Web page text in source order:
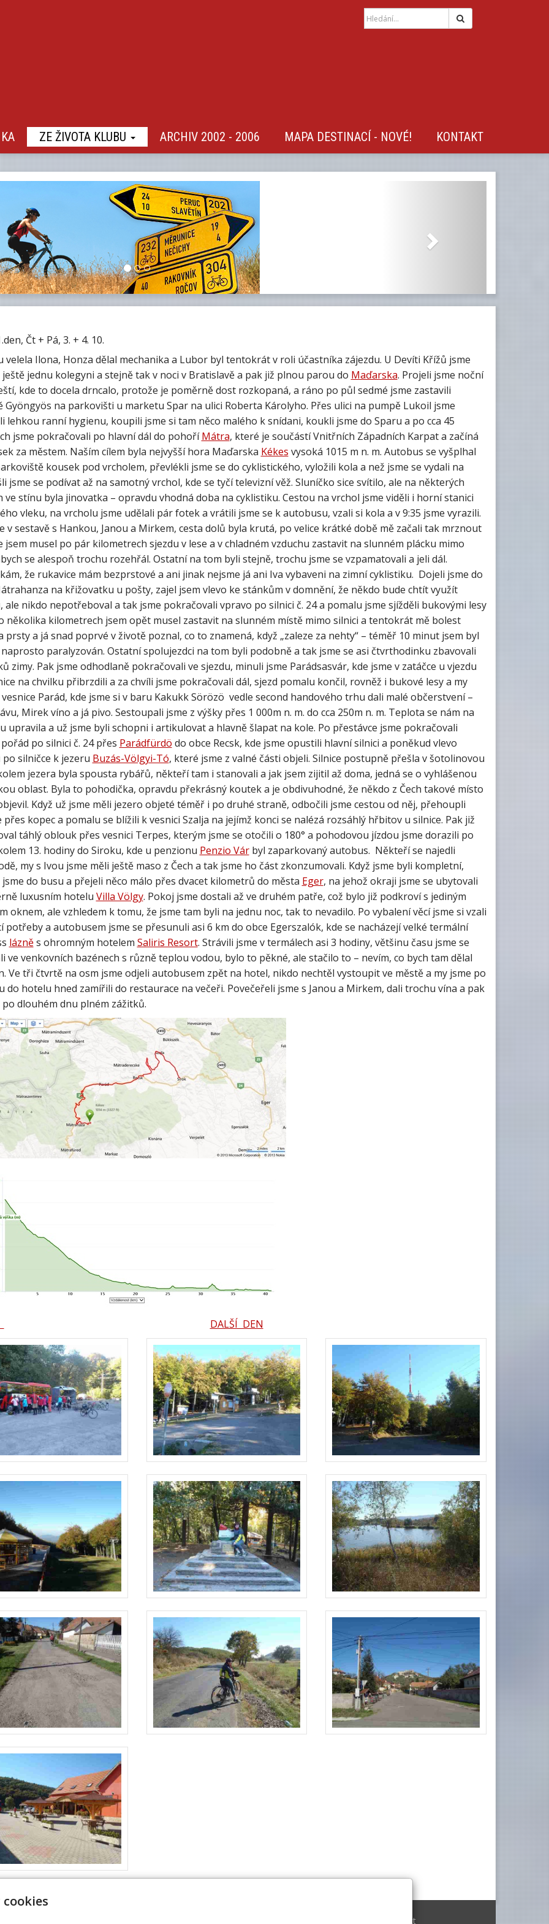
ZE ŽIVOTA KLUBU ARCHIV 2002 - 2006 MAPA DESTINACÍ - NOVÉ! KONTAKT
Čt + Pá, 3. + 4. 10.
velela Ilona, Honza dělal mechanika a Lubor byl tentokrát v roli účastníka zájezdu. U Devíti Křížů jsme
jednu kolegyni a stejně tak v noci v Bratislavě a pak již plnou parou do Maďarska. Projeli jsme noční
kde to docela drncalo, protože je poměrně dost rozkopaná, a ráno po půl sedmé jsme zastavili
Gyöngyös na parkovišti u marketu Spar na ulici Roberta Károlyho. Přes ulici na pumpě Lukoil jsme
lehkou ranní hygienu, koupili jsme si tam něco malého k snídani, koukli jsme do Sparu a po cca 45
jsme pokračovali po hlavní dál do pohoříMátra, které je součástí Vnitřních Západních Karpat a začíná
za městem. Naším cílem byla nejvyšší hora Maďarska Kékes vysoká 1015 m n. m. Autobus se vyšplhal
kousek pod vrcholem, převlékli jsme se do cyklistického, vyložili kola a než jsme se vydali na
jsme se podívat až na samotný vrchol, kde se tyčí televizní věž. Sluníčko sice svítilo, ale na některých
ve stínu byla jinovatka – opravdu vhodná doba na cyklistiku. Cestou na vrchol jsme viděli i horní stanici
vleku, na vrcholu jsme udělali pár fotek a vrátili jsme se k autobusu, vzali si kola a v 9:35 jsme vyrazili.
v sestavě s Hankou, Janou a Mirkem, cesta dolů byla krutá, po velice krátké době mě začali tak mrznout
jsem musel po pár kilometrech sjezdu v lese a v chladném vzduchu zastavit na slunném plácku mimo
se alespoň trochu rozehřál. Ostatní na tom byli stejně, trochu jsme se vzpamatovali a jeli dál.
že rukavice mám bezprstové a ani jinak nejsme já ani Iva vybaveni na zimní cyklistiku. Dojeli jsme do
na křižovatku u pošty, zajel jsem vlevo ke stánkům v domnění, že někdo bude chtít využít
ale nikdo nepotřeboval a tak jsme pokračovali vpravo po silnici č. 24 a pomalu jsme sjížděli bukovými lesy
několika kilometrech jsem opět musel zastavit na slunném místě mimo silnici a tentokrát mě bolest
prsty a já snad poprvé v životě poznal, co to znamená, když „zaleze za nehty“ – téměř 10 minut jsem byl
paralyzován. Ostatní spolujezdci na tom byli podobně a tak jsme se asi čtvrthodinku zbavovali
zimy. Pak jsme odhodlaně pokračovali ve sjezdu, minuli jsme Parádsasvár, kde jsme v zatáčce u vjezdu
na chvilku přibrzdili a za chvíli jsme pokračovali dál, sjezd pomalu končil, rovněž i bukové lesy a my
Parád, kde jsme si v baru Kakukk Sörözö vedle second handového trhu dali malé občerstvení –
Mirek víno a já pivo. Sestoupali jsme z výšky přes 1 000m n. m. do cca 250m n. m. Teplota se nám na
upravila a už jsme byli schopni i artikulovat a hlavně šlapat na kole. Po přestávce jsme pokračovali
po silnici č. 24 přes Parádfürdö do obce Recsk, kde jsme opustili hlavní silnici a poněkud vlevo
silničce k jezeru Buzás-Völgyi-Tó, které jsme z valné části objeli. Silnice postupně přešla v šotolinovou
jezera byla spousta rybářů, někteří tam i stanovali a jak jsem zijitil až doma, jedná se o vyhlášenou
oblast. Byla to pohodička, opravdu překrásný koutek a je obdivuhodné, že někdo z Čech takové místo
Když už jsme měli jezero objeté téměř i po druhé straně, odbočili jsme cestou od něj, přehoupli
přes kopec a pomalu se blížili k vesnici Szalja na jejímž konci se nalézá rozsáhlý hřbitov u silnice. Pak již
táhlý oblouk přes vesnici Terpes, kterým jsme se otočili o 180° a pohodovou jízdou jsme dorazili po
13. hodiny do Siroku, kde u penzionu Penzio Várbyl zaparkovaný autobus. Někteří se najedli
my s Ivou jsme měli ještě maso z Čech a tak jsme ho část zkonzumovali. Když jsme byli kompletní,
do busu a přejeli něco málo přes dvacet kilometrů do města Eger, na jehož okraji jsme se ubytovali
luxusním hotelu Villa Völgy. Pokoj jsme dostali až ve druhém patře, což bylo již podkroví s jediným
oknem, ale vzhledem k tomu, že jsme tam byli na jednu noc, tak to nevadilo. Po vybalení věcí jsme si vzali
potřeby a autobusem jsme se přesunuli asi 6 km do obce Egerszalók, kde se nacházejí velké termální
lázněs ohromným hotelem Saliris Resort. Strávili jsme v termálech asi 3 hodiny, většinu času jsme se
ve venkovních bazénech s různě teplou vodou, bylo to pěkné, ale stačilo to – nevím, co bych tam dělal
Ve tři čtvrtě na osm jsme odjeli autobusem zpět na hotel, nikdo nechtěl vystoupit ve městě a my jsme po
do hotelu hned zamířili do restaurace na večeři. Povečeřeli jsme s Janou a Mirkem, dali trochu vína a pak
dlouhém dnu plném zážitků.
DALŠÍ DEN
Kontakt